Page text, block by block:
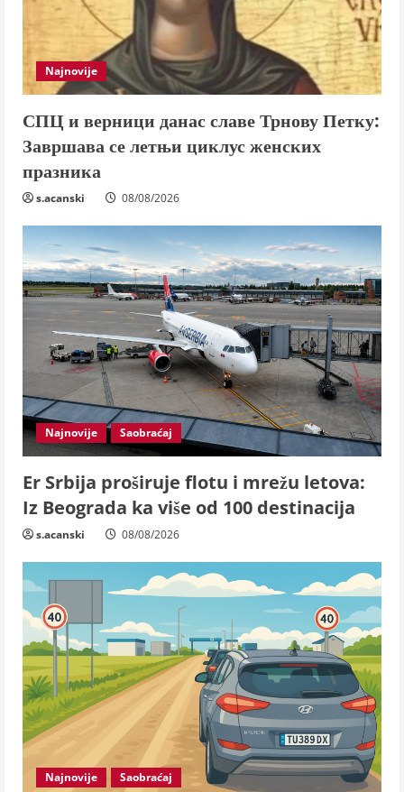
Najnovije
СПЦ и верници данас славе Трнову Петку:
Завршава се летњи циклус женских
празника
s.acanski 08/08/2026
Najnovije Saobraćaj
Er Srbija proširuje flotu i mrežu letova:
Iz Beograda ka više od 100 destinacija
s.acanski 08/08/2026
Najnovije Saobraćaj